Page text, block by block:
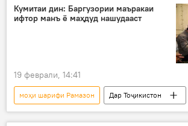
Ислом
мусалмонон
пизишк
тиббӣ
Кумитаи дин: Баргузории маъракаи
ифтор манъ ё маҳдуд нашудааст
19 феврали, 14:41
моҳи шарифи Рамазон
Дар Тоҷикистон
Кумитаи дин
ифтор
рӯза